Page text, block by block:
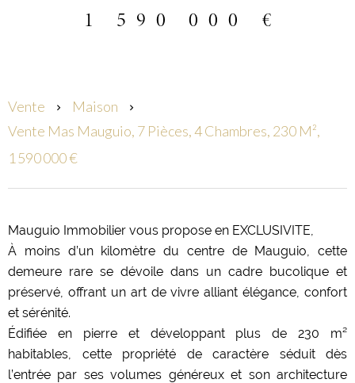
1 590 000 €
Vente
Maison
Vente Mas Mauguio, 7 Pièces, 4 Chambres, 230 M²,
1 590 000 €
Mauguio Immobilier vous propose en EXCLUSIVITE,
À moins d’un kilomètre du centre de Mauguio, cette
demeure rare se dévoile dans un cadre bucolique et
préservé, offrant un art de vivre alliant élégance, confort
et sérénité.
Édifiée en pierre et développant plus de 230 m²
habitables, cette propriété de caractère séduit dès
l’entrée par ses volumes généreux et son architecture